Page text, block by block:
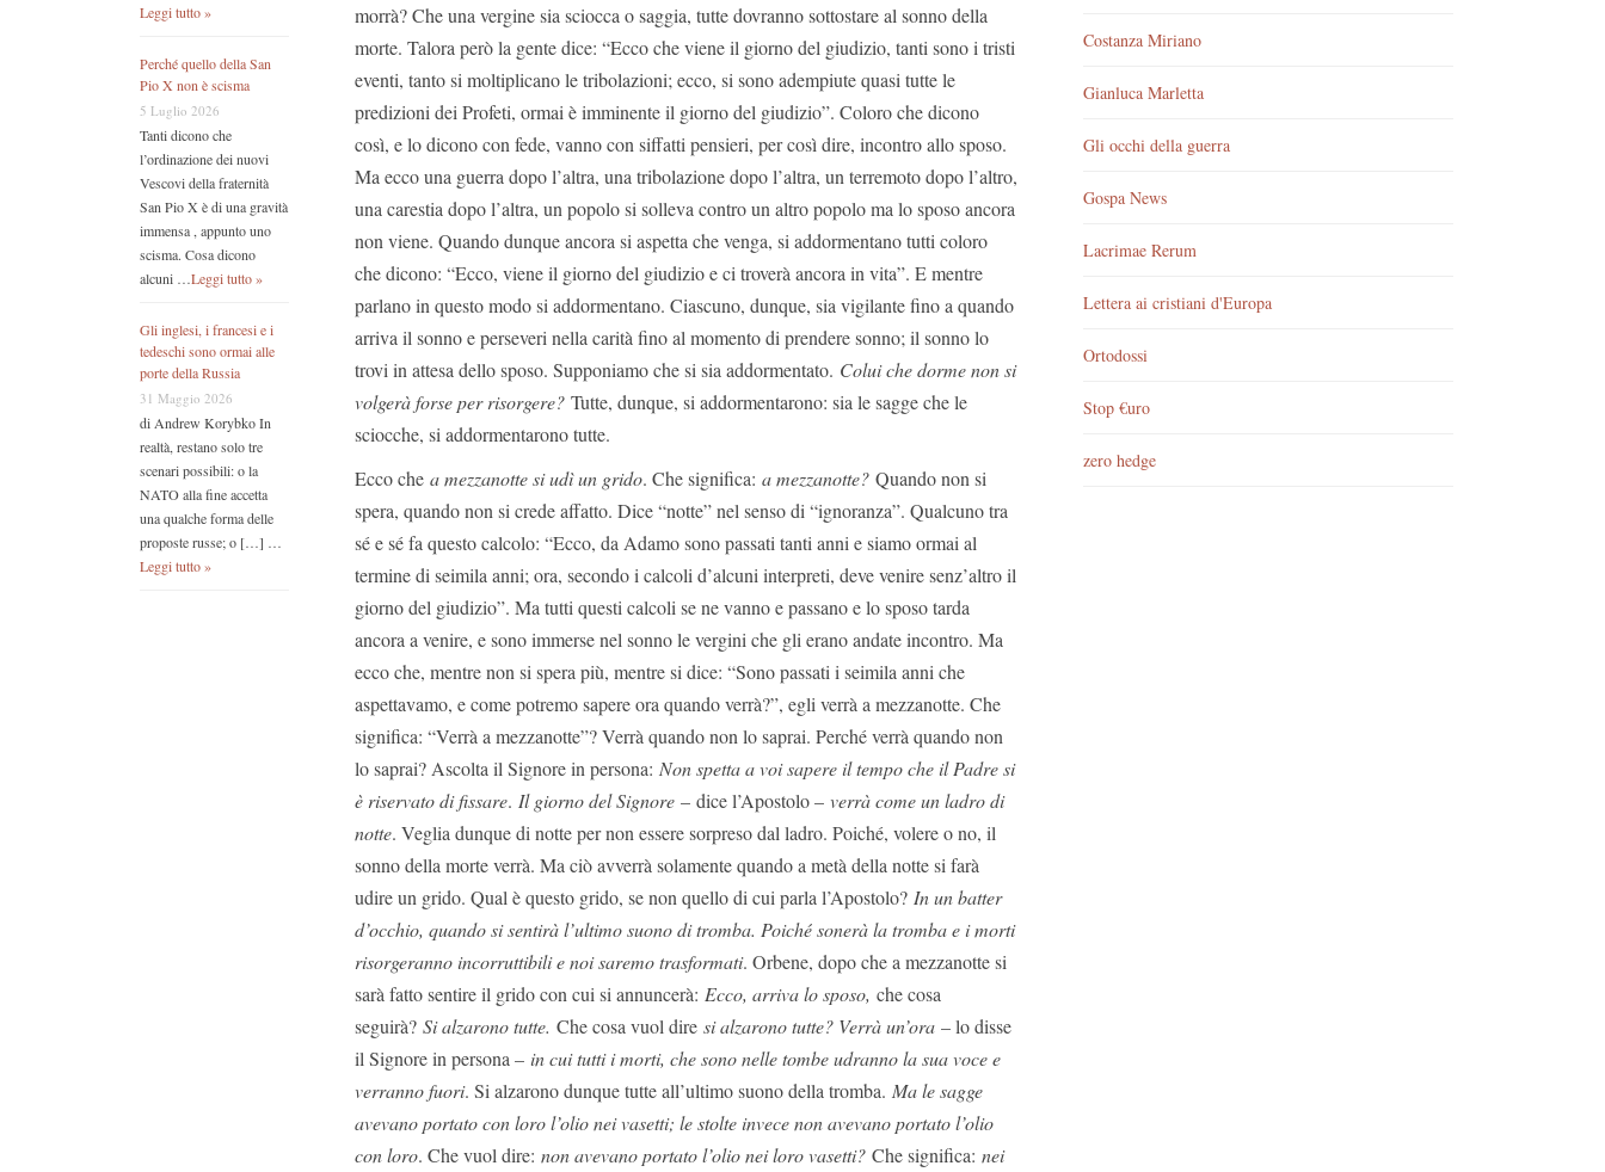
Leggi tutto »
Perché quello della San
Pio X non è scisma
5 Luglio 2026
Tanti dicono che
l’ordinazione dei nuovi
Vescovi della fraternità
San Pio X è di una gravità
immensa , appunto uno
scisma. Cosa dicono
alcuni …Leggi tutto »
Gli inglesi, i francesi e i
tedeschi sono ormai alle
porte della Russia
31 Maggio 2026
di Andrew Korybko In
realtà, restano solo tre
scenari possibili: o la
NATO alla fine accetta
una qualche forma delle
proposte russe; o […] …
Leggi tutto »
morrà? Che una vergine sia sciocca o saggia, tutte dovranno sottostare al sonno della
morte. Talora però la gente dice: “Ecco che viene il giorno del giudizio, tanti sono i tristi
eventi, tanto si moltiplicano le tribolazioni; ecco, si sono adempiute quasi tutte le
predizioni dei Profeti, ormai è imminente il giorno del giudizio”. Coloro che dicono
così, e lo dicono con fede, vanno con siffatti pensieri, per così dire, incontro allo sposo.
Ma ecco una guerra dopo l’altra, una tribolazione dopo l’altra, un terremoto dopo l’altro,
una carestia dopo l’altra, un popolo si solleva contro un altro popolo ma lo sposo ancora
non viene. Quando dunque ancora si aspetta che venga, si addormentano tutti coloro
che dicono: “Ecco, viene il giorno del giudizio e ci troverà ancora in vita”. E mentre
parlano in questo modo si addormentano. Ciascuno, dunque, sia vigilante fino a quando
arriva il sonno e perseveri nella carità fino al momento di prendere sonno; il sonno lo
trovi in attesa dello sposo. Supponiamo che si sia addormentato. Colui che dorme non si
volgerà forse per risorgere? Tutte, dunque, si addormentarono: sia le sagge che le
sciocche, si addormentarono tutte.
Ecco che a mezzanotte si udì un grido. Che significa: a mezzanotte? Quando non si
spera, quando non si crede affatto. Dice “notte” nel senso di “ignoranza”. Qualcuno tra
sé e sé fa questo calcolo: “Ecco, da Adamo sono passati tanti anni e siamo ormai al
termine di seimila anni; ora, secondo i calcoli d’alcuni interpreti, deve venire senz’altro il
giorno del giudizio”. Ma tutti questi calcoli se ne vanno e passano e lo sposo tarda
ancora a venire, e sono immerse nel sonno le vergini che gli erano andate incontro. Ma
ecco che, mentre non si spera più, mentre si dice: “Sono passati i seimila anni che
aspettavamo, e come potremo sapere ora quando verrà?”, egli verrà a mezzanotte. Che
significa: “Verrà a mezzanotte”? Verrà quando non lo saprai. Perché verrà quando non
lo saprai? Ascolta il Signore in persona: Non spetta a voi sapere il tempo che il Padre si
è riservato di fissare. Il giorno del Signore – dice l’Apostolo – verrà come un ladro di
notte. Veglia dunque di notte per non essere sorpreso dal ladro. Poiché, volere o no, il
sonno della morte verrà. Ma ciò avverrà solamente quando a metà della notte si farà
udire un grido. Qual è questo grido, se non quello di cui parla l’Apostolo? In un batter
d’occhio, quando si sentirà l’ultimo suono di tromba. Poiché sonerà la tromba e i morti
risorgeranno incorruttibili e noi saremo trasformati. Orbene, dopo che a mezzanotte si
sarà fatto sentire il grido con cui si annuncerà: Ecco, arriva lo sposo, che cosa
seguirà? Si alzarono tutte. Che cosa vuol dire si alzarono tutte? Verrà un’ora – lo disse
il Signore in persona – in cui tutti i morti, che sono nelle tombe udranno la sua voce e
verranno fuori. Si alzarono dunque tutte all’ultimo suono della tromba. Ma le sagge
avevano portato con loro l’olio nei vasetti; le stolte invece non avevano portato l’olio
con loro. Che vuol dire: non avevano portato l’olio nei loro vasetti? Che significa: nei
Costanza Miriano
Gianluca Marletta
Gli occhi della guerra
Gospa News
Lacrimae Rerum
Lettera ai cristiani d'Europa
Ortodossi
Stop €uro
zero hedge